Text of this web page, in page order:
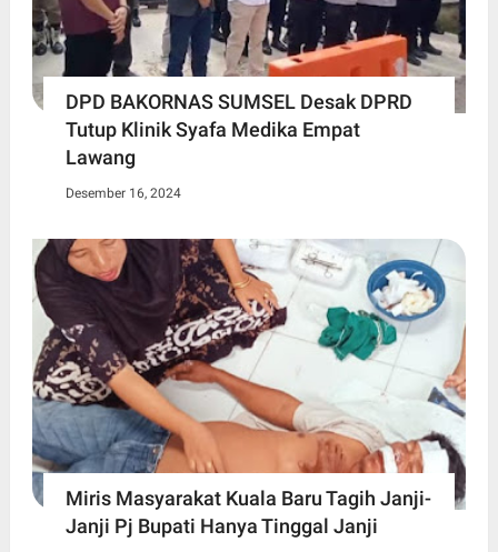
DPD BAKORNAS SUMSEL Desak DPRD
Tutup Klinik Syafa Medika Empat
Lawang
Desember 16, 2024
Miris Masyarakat Kuala Baru Tagih Janji-
Janji Pj Bupati Hanya Tinggal Janji